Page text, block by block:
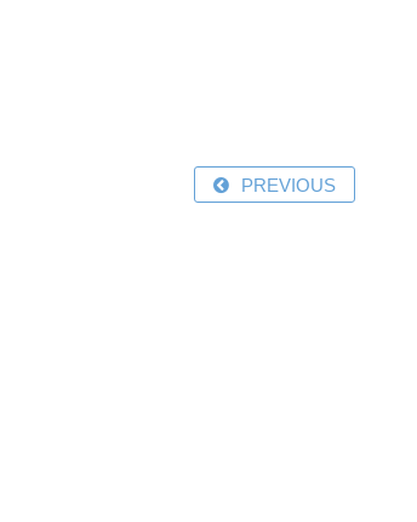
PREVIOUS